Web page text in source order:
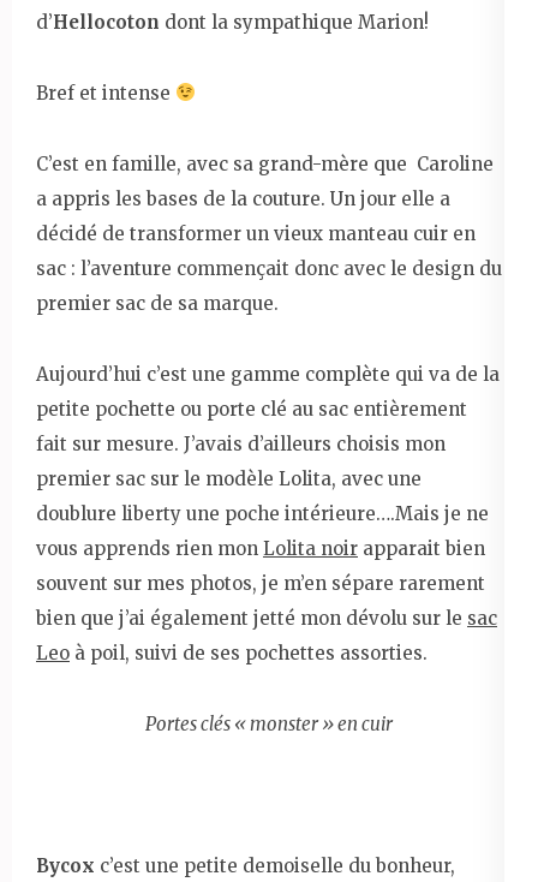
d’Hellocoton dont la sympathique Marion!
Bref et intense
C’est en famille, avec sa grand-mère que Caroline
a appris les bases de la couture. Un jour elle a
décidé de transformer un vieux manteau cuir en
sac : l’aventure commençait donc avec le design du
premier sac de sa marque.
Aujourd’hui c’est une gamme complète qui va de la
petite pochette ou porte clé au sac entièrement
fait sur mesure. J’avais d’ailleurs choisis mon
premier sac sur le modèle Lolita, avec une
doublure liberty une poche intérieure….Mais je ne
vous apprends rien mon Lolita noir apparait bien
souvent sur mes photos, je m’en sépare rarement
bien que j’ai également jetté mon dévolu sur le sac
Leo à poil, suivi de ses pochettes assorties.
Portes clés « monster » en cuir
Bycox c’est une petite demoiselle du bonheur,